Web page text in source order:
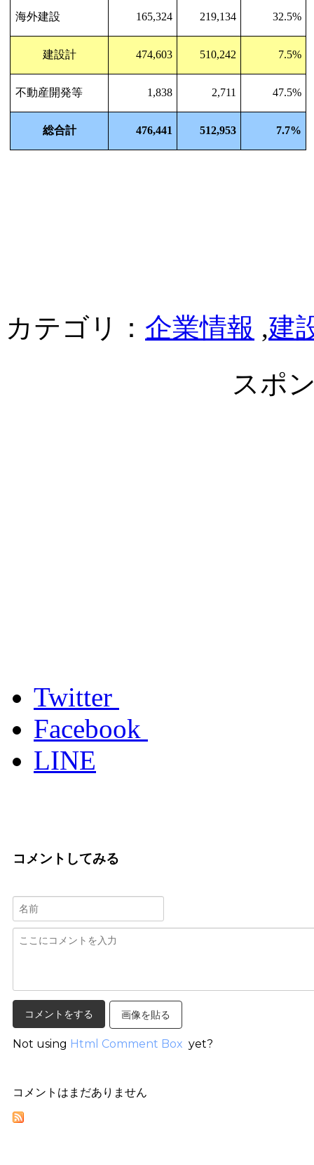
海外建設 165,324 219,134 32.5%
建設計 474,603 510,242 7.5%
不動産開発等 1,838 2,711 47.5%
総合計 476,441 512,953 7.7%
カテゴリ： 企業情報 ,建
スポ
Twitter
Facebook
LINE
コメントしてみる
画像を貼る
Not using Html Comment Box yet?
コメントはまだありません